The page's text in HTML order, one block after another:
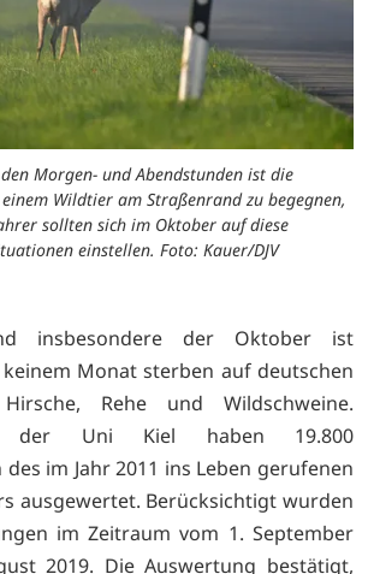
Morgen- und Abendstunden ist die
Wildtier am Straßenrand zu begegnen,
sollten sich im Oktober auf diese
einstellen. Foto: Kauer/DJV
insbesondere der Oktober ist
Monat sterben auf deutschen
Rehe und Wildschweine.
der Uni Kiel haben 19.800
im Jahr 2011 ins Leben gerufenen
ausgewertet. Berücksichtigt wurden
im Zeitraum vom 1. September
2019. Die Auswertung bestätigt,